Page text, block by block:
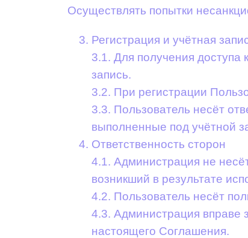
Осуществлять попытки
Регистрация и учётная
3.1. Для получения
запись.
3.2. При регистрации
3.3. Пользователь несёт
выполненные под учётной
Ответственность сторон
4.1. Администрация не
возникший в результате
4.2. Пользователь несёт
4.3. Администрация вправе
настоящего Соглашения.